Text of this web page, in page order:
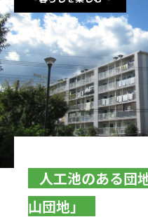
人工池のある団
山団地」